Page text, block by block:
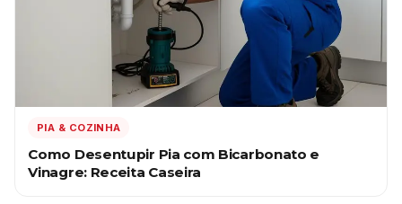
PIA & COZINHA
Como Desentupir Pia com Bicarbonato e
Vinagre: Receita Caseira